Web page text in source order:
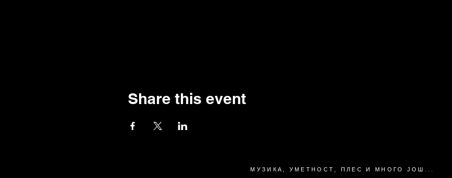
Share this event
МУЗИКА, УМЕТНОСТ, ПЛЕС И МНОГО ЈОШ...